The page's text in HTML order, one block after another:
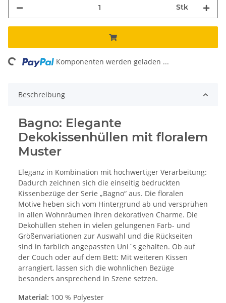
Stk
Komponenten werden geladen ...
Beschreibung
Bagno: Elegante
Dekokissenhüllen mit floralem
Muster
Eleganz in Kombination mit hochwertiger Verarbeitung:
Dadurch zeichnen sich die einseitig bedruckten
Kissenbezüge der Serie „Bagno“ aus. Die floralen
Motive heben sich vom Hintergrund ab und versprühen
in allen Wohnräumen ihren dekorativen Charme. Die
Dekohüllen stehen in vielen gelungenen Farb- und
Größenvariationen zur Auswahl und die Rückseiten
sind in farblich angepassten Uni´s gehalten. Ob auf
der Couch oder auf dem Bett: Mit weiteren Kissen
arrangiert, lassen sich die wohnlichen Bezüge
besonders ansprechend in Szene setzen.
Material: 100 % Polyester